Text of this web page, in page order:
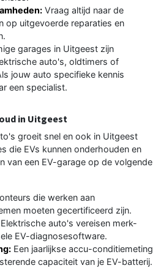
Vraag altijd naar de
op uitgevoerde reparaties en
garages in Uitgeest zijn
auto's, oldtimers of
jouw auto specifieke kennis
een specialist.
in Uitgeest
groeit snel en ook in Uitgeest
die EVs kunnen onderhouden en
van een EV-garage op de volgende
die werken aan
moeten gecertificeerd zijn.
Elektrische auto's vereisen merk-
EV-diagnosesoftware.
Een jaarlijkse accu-conditiemeting
capaciteit van je EV-batterij.